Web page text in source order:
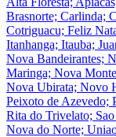
Brasnorte; Carlinda;
Cotriguacu; Feliz
Itanhanga; Itauba;
Nova Bandeirantes;
Maringa; Nova
Nova Ubirata; Novo
Peixoto de Azevedo;
Rita do Trivelato;
Nova do Norte;